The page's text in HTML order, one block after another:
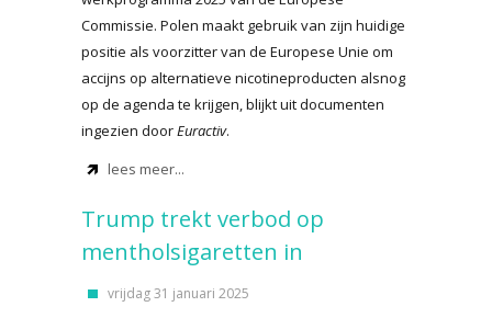
Commissie. Polen maakt gebruik van zijn huidige
positie als voorzitter van de Europese Unie om
accijns op alternatieve nicotineproducten alsnog
op de agenda te krijgen, blijkt uit documenten
ingezien doorEuractiv.
lees meer...
Trump trekt verbod op
mentholsigaretten in
vrijdag 31 januari 2025